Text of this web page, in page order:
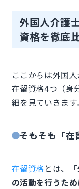
外国人介護
資格を徹底
ここからは外国
在留資格4つ（身
細を見ていきます。
そもそも「在
在留資格とは、
の活動を行うため